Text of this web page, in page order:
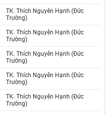
TK. Thích Nguyên Hạnh (Đức
Trường)
TK. Thích Nguyên Hạnh (Đức
Trường)
TK. Thích Nguyên Hạnh (Đức
Trường)
TK. Thích Nguyên Hạnh (Đức
Trường)
TK. Thích Nguyên Hạnh (Đức
Trường)